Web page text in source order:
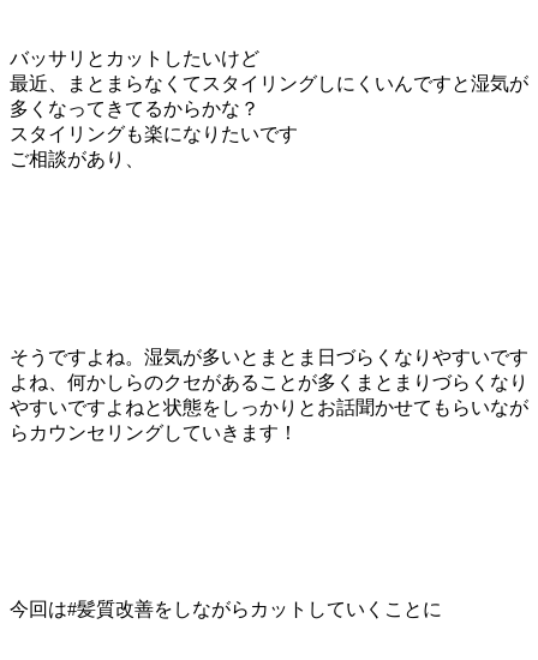
バッサリとカットしたいけど
最近、まとまらなくてスタイリングしにくいんですと湿気が
多くなってきてるからかな？
スタイリングも楽になりたいです
ご相談があり、
そうですよね。湿気が多いとまとま日づらくなりやすいです
よね、何かしらのクセがあることが多くまとまりづらくなり
やすいですよねと状態をしっかりとお話聞かせてもらいなが
らカウンセリングしていきます！
今回は#髪質改善をしながらカットしていくことに